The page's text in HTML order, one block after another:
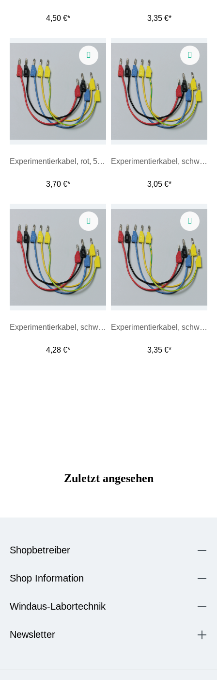
4,50 €* 3,35 €*
Experimentierkabel, rot, 50 cm
3,70 €*
Experimentierkabel, schwarz, 10 cm
3,05 €*
Experimentierkabel, schwarz, 100 cm
4,28 €*
Experimentierkabel, schwarz, 25 cm
3,35 €*
Zuletzt angesehen
Shopbetreiber
Shop Information
Windaus-Labortechnik
Newsletter